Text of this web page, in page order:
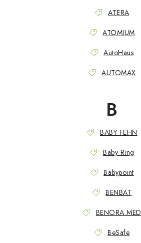
BOXY NA TAŽNÁ ZAŘÍZENÍ
Doprava a platba
ATERA
ATOMIUM
AutoHaus
AUTOMAX
B
BABY FEHN
Baby Ring
Babypoint
BENBAT
BENORA MED
BeSafe